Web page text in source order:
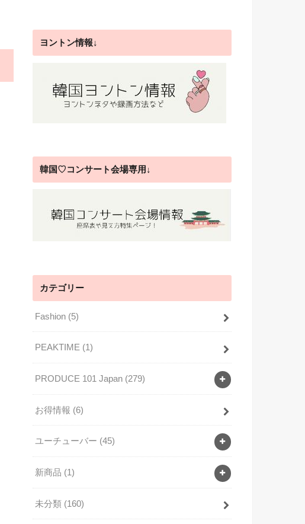
ヨントン情報↓
韓国♡コンサート会場専用↓
カテゴリー
Fashion (5)
PEAKTIME (1)
PRODUCE 101 Japan (279)
お得情報 (6)
ユーチューバー (45)
新商品 (1)
未分類 (160)